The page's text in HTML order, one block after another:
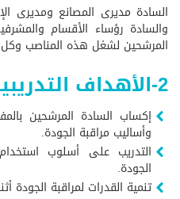
السادة مديرى المصانع ومديرى
والسادة رؤساء الأقسام
المرشحين لشغل هذه المناصب وكل
2-الأهداف التدريبية
إكساب السادة المرشحين
وأساليب مراقبة الجودة.
التدريب على أسلوب استخدام
الجودة.
تنمية القدرات لمراقبة الجودة